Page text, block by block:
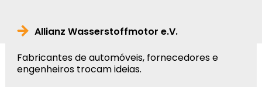
Allianz Wasserstoffmotor e.V.
Fabricantes de automóveis, fornecedores e
engenheiros trocam ideias.